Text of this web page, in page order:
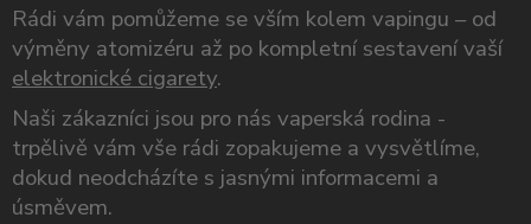
Rádi vám pomůžeme se vším kolem vapingu – od
výměny atomizéru až po kompletní sestavení vaší
elektronické cigarety.
Naši zákazníci jsou pro nás vaperská rodina -
trpělivě vám vše rádi zopakujeme a vysvětlíme,
dokud neodcházíte s jasnými informacemi a
úsměvem.